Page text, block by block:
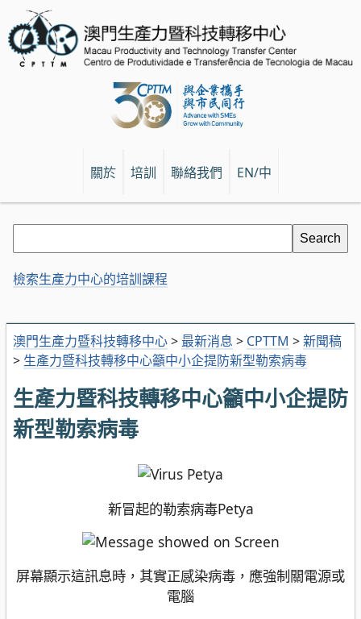
關於 培訓 聯絡我們 EN/中
澳門生產力暨科技轉移中心> 最新消息 > CPTTM >新聞稿
> 生產力暨科技轉移中心籲中小企提防新型勒索病毒
生產力暨科技轉移中心籲中小企提防
新型勒索病毒
新冒起的勒索病毒Petya
屏幕顯示這訊息時，其實正感染病毒，應強制關電源或
電腦
檢索生產力中心的培訓課程